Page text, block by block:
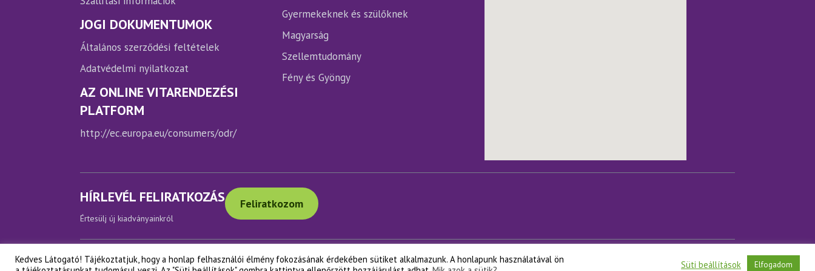
JOGI DOKUMENTUMOK
Általános szerződési feltételek
Adatvédelmi nyilatkozat
AZ ONLINE VITARENDEZÉSI
PLATFORM
http://ec.europa.eu/consumers/odr/
Gyermekeknek és szülőknek
Magyarság
Szellemtudomány
Fény és Gyöngy
HÍRLEVÉL FELIRATKOZÁS
Értesülj új kiadványainkról
Feliratkozom
Copyright © Napfényes Élet Alapítvány +36 1 311 9999 +36 30 311 9999 info@napfenyes.hu 1053 Bp., Ferenciek tere 7-8.
Kedves Látogató! Tájékoztatjuk, hogy a honlap felhasználói élmény fokozásának érdekében sütiket alkalmazunk. A honlapunk használatával ön
Süti beállítások Elfogadom